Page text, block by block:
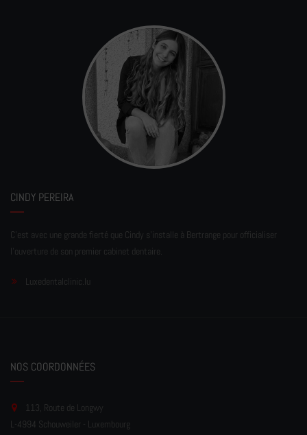
CINDY PEREIRA
C'est avec une grande fierté que Cindy s'installe à Bertrange pour officialiser
l'ouverture de son premier cabinet dentaire.
Luxedentalclinic.lu
NOS COORDONNÉES
113, Route de Longwy
L-4994 Schouweiler - Luxembourg